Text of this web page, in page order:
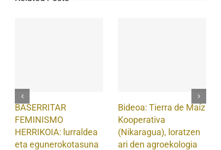
BASERRITAR
FEMINISMO
HERRIKOIA: lurraldea
eta egunerokotasuna
Bideoa: Tierra de Maíz
Kooperativa
(Nikaragua), loratzen
ari den agroekologia